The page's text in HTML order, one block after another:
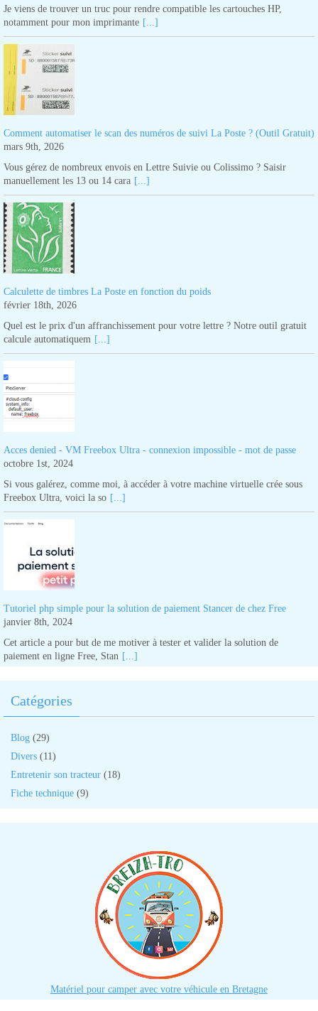
Je viens de trouver un truc pour rendre compatible les cartouches HP,
notamment pour mon imprimante [...]
Comment automatiser le scan des numéros de suivi La Poste ? (Outil Gratuit)
mars 9th, 2026
Vous gérez de nombreux envois en Lettre Suivie ou Colissimo ? Saisir
manuellement les 13 ou 14 cara [...]
Calculette de timbres La Poste en fonction du poids
février 18th, 2026
Quel est le prix d'un affranchissement pour votre lettre ? Notre outil gratuit
calcule automatiquem [...]
Acces denied - VM Freebox Ultra - connexion impossible - mot de passe
octobre 1st, 2024
Si vous galérez, comme moi, à accéder à votre machine virtuelle crée sous
Freebox Ultra, voici la so [...]
Tutoriel php simple pour la solution de paiement Stancer de chez Free
janvier 8th, 2024
Cet article a pour but de me motiver à tester et valider la solution de
paiement en ligne Free, Stan [...]
Catégories
Blog (29)
Divers (11)
Entretenir son tracteur (18)
Fiche technique (9)
Matériel pour camper avec votre véhicule en Bretagne